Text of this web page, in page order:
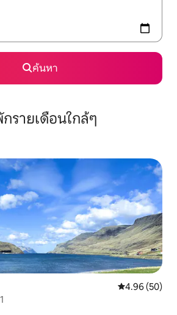
ค้นหา
รายเดือนใกล้ๆ
คะแนนเฉลี่ย
4.96 (50)